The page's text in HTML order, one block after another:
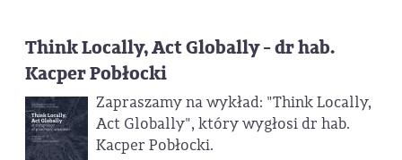
Think Locally, Act Globally - dr hab.
Kacper Pobłocki
Zapraszamy na wykład: "Think Locally,
Act Globally", który wygłosi dr hab.
Kacper Pobłocki.